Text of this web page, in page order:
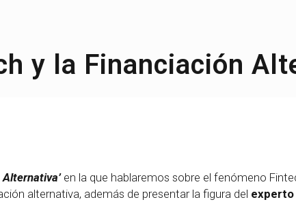
y la Financiación
en la que hablaremos sobre el fenómeno
alternativa, además de presentar la figura del experto